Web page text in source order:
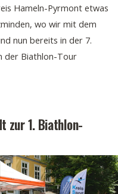
Hameln-Pyrmont etwas
wo wir mit dem
nun bereits in der 7.
der Biathlon-Tour
zur 1. Biathlon-